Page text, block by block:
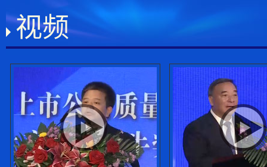
高培勇：财政政策支
宋志平：提高上市公
五大奖项交相辉映 四
视频